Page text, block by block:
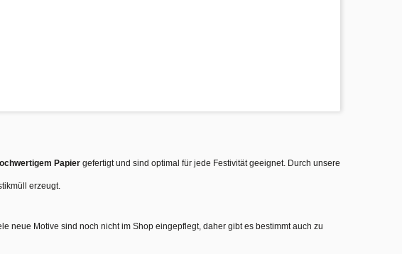
Papier gefertigt und sind optimal für jede Festivität geeignet. Durch unsere
erzeugt.
neue Motive sind noch nicht im Shop eingepflegt, daher gibt es bestimmt auch zu